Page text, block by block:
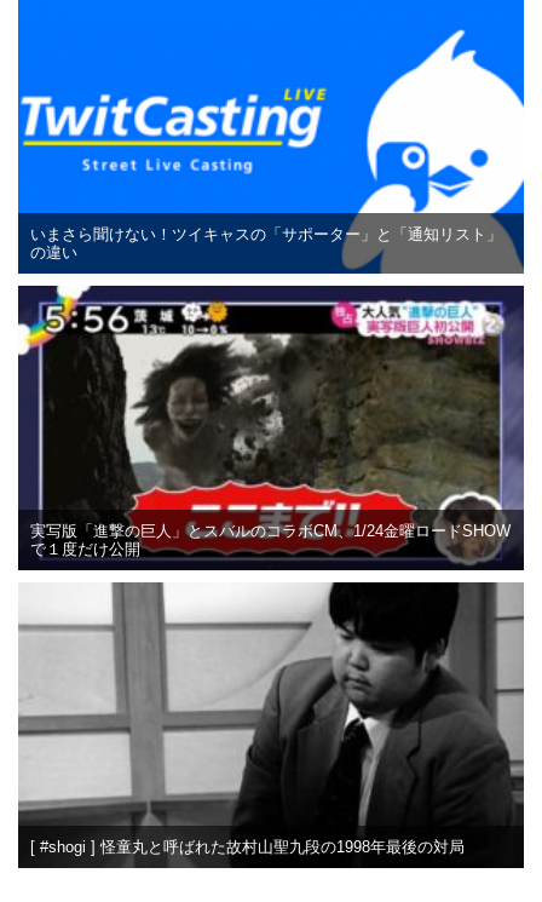
いまさら聞けない！ツイキャスの「サポーター」と「通知リスト」
の違い
実写版「進撃の巨人」とスバルのコラボCM、1/24金曜ロードSHOW
で１度だけ公開
[ #shogi ] 怪童丸と呼ばれた故村山聖九段の1998年最後の対局